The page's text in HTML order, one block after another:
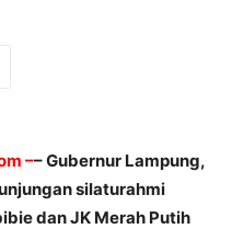
–– Gubernur Lampung,
silaturahmi
dan JK Merah Putih